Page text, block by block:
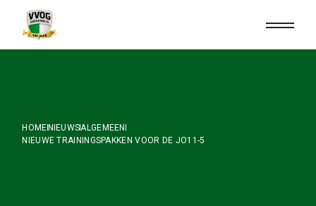
content
HOME NIEUWSALGEMEEN
NIEUWE TRAININGSPAKKEN VOOR DE JO11-5